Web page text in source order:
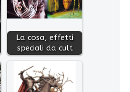
La cosa, effetti
speciali da cult